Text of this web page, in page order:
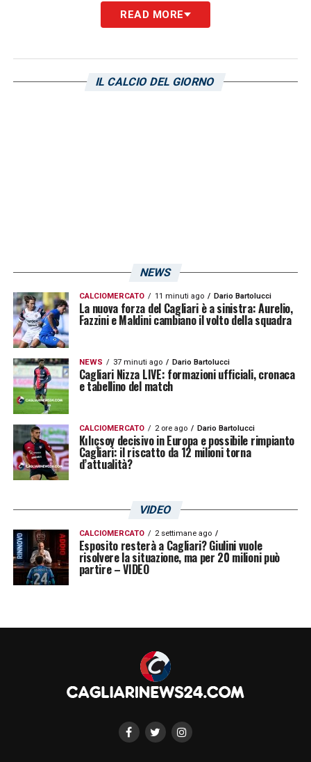
READ MORE
IL CALCIO DEL GIORNO
NEWS
CALCIOMERCATO 11 minuti ago Dario Bartolucci
La nuova forza del Cagliari è a sinistra: Aurelio,
Fazzini e Maldini cambiano il volto della squadra
NEWS 37 minuti ago Dario Bartolucci
Cagliari Nizza LIVE: formazioni ufficiali, cronaca
e tabellino del match
CALCIOMERCATO 2 ore ago Dario Bartolucci
Kılıçsoy decisivo in Europa e possibile rimpianto
Cagliari: il riscatto da 12 milioni torna
d’attualità?
VIDEO
CALCIOMERCATO 2 settimane ago
Esposito resterà a Cagliari? Giulini vuole
risolvere la situazione, ma per 20 milioni può
partire – VIDEO